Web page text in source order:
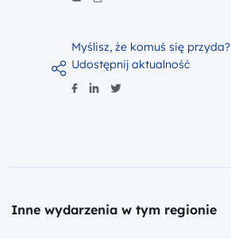
Myślisz, że komuś się przyda?
Udostępnij aktualność
Inne wydarzenia w tym regionie